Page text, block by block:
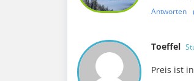
Antworten
Toeffel
Preis ist